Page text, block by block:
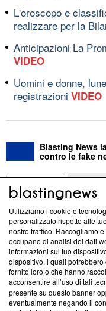
L'oroscopo e
realizzare per la
Anticipazioni La
VIDEO
Uomini e donne,
registrazioni VIDEO
Blasting News
contro le fake
ABOUT
Questa sezione offre
News, sui nostri
creare news di qualità.
‘Trust Project - News
ancora membro del
parte; Trust Project
conformità agli
Utilizziamo i cookie e
personalizzato rispetto alle
nostro traffico. Raccogliamo
occupano di analisi dei dati
informazioni sul tuo
dispositivo, i quali
fornito loro o che hanno
acconsentire all’uso di tali
presente su questo banner
eventualmente negando il